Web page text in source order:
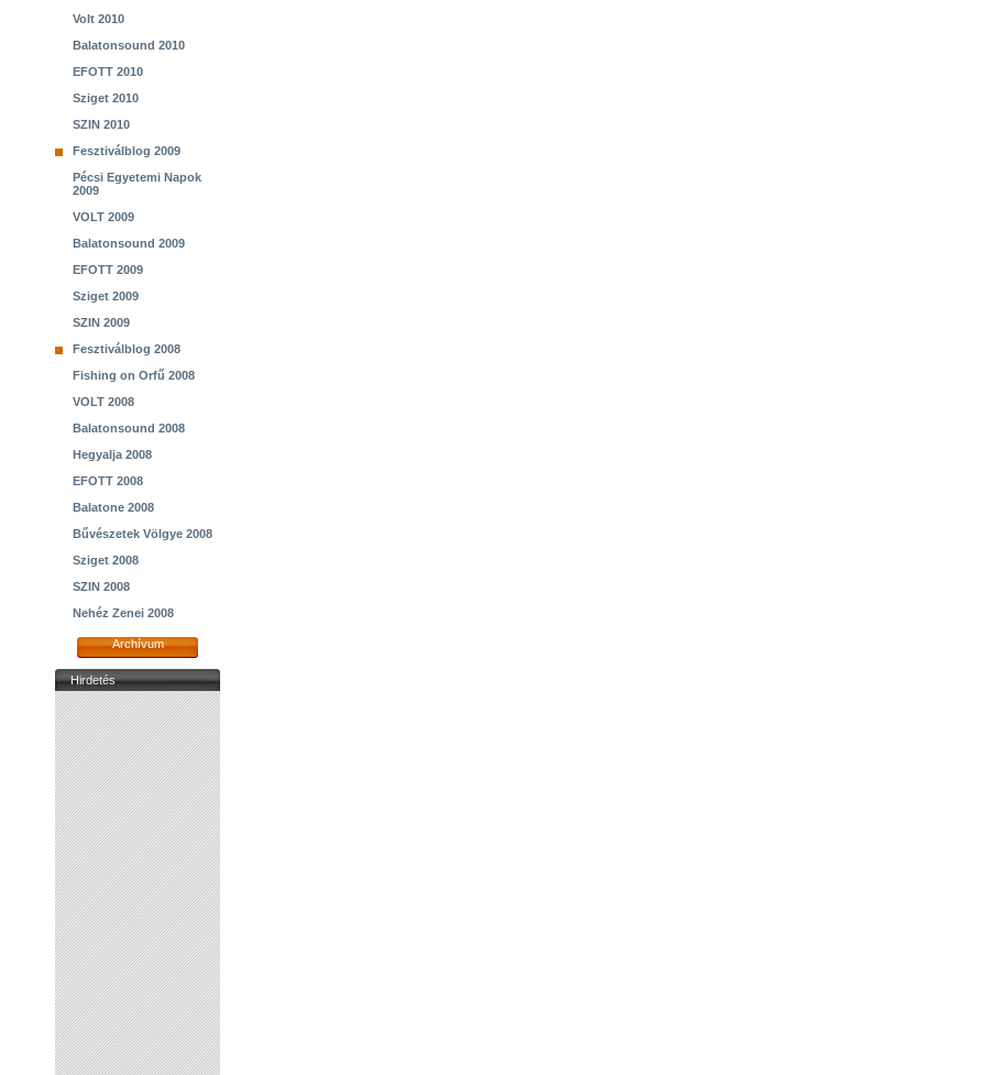
Volt 2010
Balatonsound 2010
EFOTT 2010
Sziget 2010
SZIN 2010
Fesztiválblog 2009
Pécsi Egyetemi Napok
2009
VOLT 2009
Balatonsound 2009
EFOTT 2009
Sziget 2009
SZIN 2009
Fesztiválblog 2008
Fishing on Orfű 2008
VOLT 2008
Balatonsound 2008
Hegyalja 2008
EFOTT 2008
Balatone 2008
Bűvészetek Völgye 2008
Sziget 2008
SZIN 2008
Nehéz Zenei 2008
Archívum
Hirdetés